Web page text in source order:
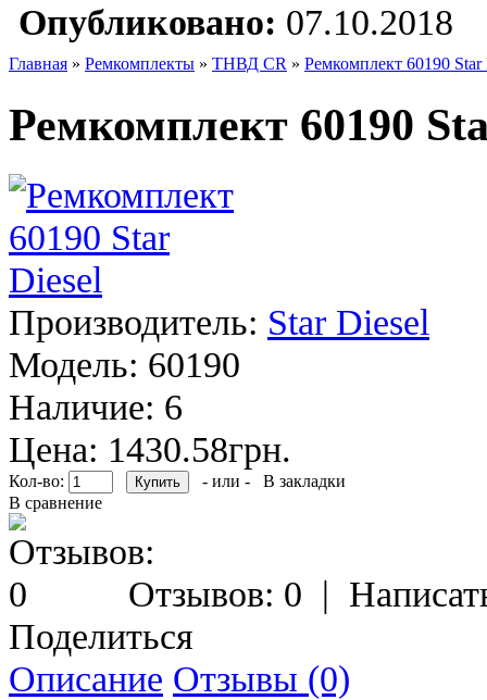
Опубликовано: 07.10.2018
Главная » Ремкомплекты » ТНВД CR » Ремкомплект 60190 Star
Ремкомплект 60190
Производитель: Star Diesel
Модель: 60190
Наличие: 6
Цена: 1430.58грн.
Кол-во: - или -
В закладки
В сравнение
Отзывов: 0 |
Поделиться
Описание Отзывы (0)